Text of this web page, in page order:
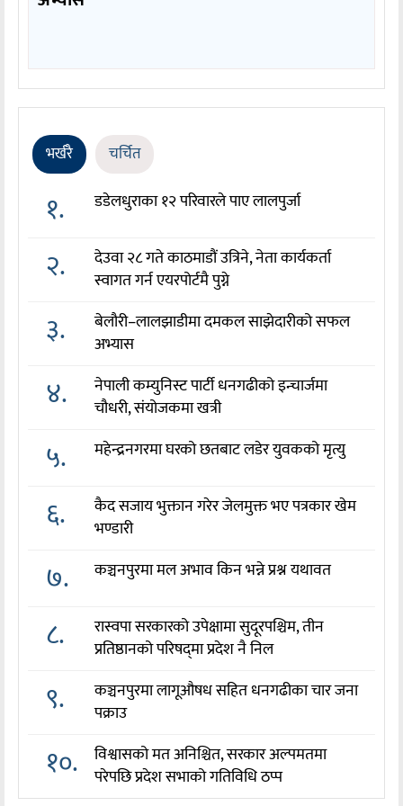
भर्खरै चर्चित
१. डडेलधुराका १२ परिवारले पाए लालपुर्जा
२.
देउवा २८ गते काठमाडौं उत्रिने, नेता कार्यकर्ता
स्वागत गर्न एयरपोर्टमै पुग्ने
३.
बेलौरी–लालझाडीमा दमकल साझेदारीको सफल
अभ्यास
४.
नेपाली कम्युनिस्ट पार्टी धनगढीको इन्चार्जमा
चौधरी, संयोजकमा खत्री
५. महेन्द्रनगरमा घरको छतबाट लडेर युवकको मृत्यु
६.
कैद सजाय भुक्तान गरेर जेलमुक्त भए पत्रकार खेम
भण्डारी
७. कञ्चनपुरमा मल अभाव किन भन्ने प्रश्न यथावत
८.
रास्वपा सरकारको उपेक्षामा सुदूरपश्चिम, तीन
प्रतिष्ठानको परिषद्‌मा प्रदेश नै निल
९.
कञ्चनपुरमा लागूऔषध सहित धनगढीका चार जना
पक्राउ
१०.
विश्वासको मत अनिश्चित, सरकार अल्पमतमा
परेपछि प्रदेश सभाको गतिविधि ठप्प